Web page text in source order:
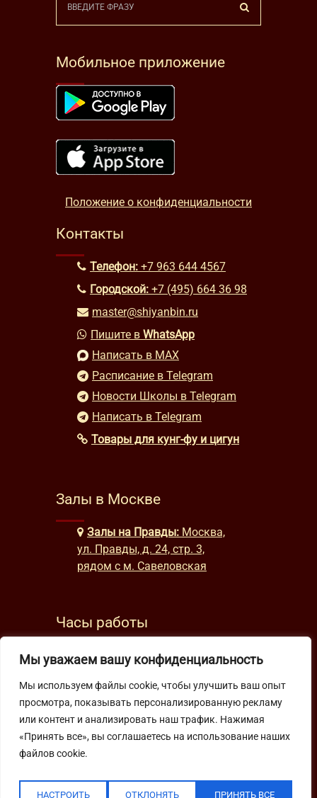
Мы уважаем вашу конфиденциальность
Мы используем файлы cookie, чтобы улучшить ваш опыт
просмотра, показывать персонализированную рекламу
или контент и анализировать наш трафик. Нажимая
«Принять все», вы соглашаетесь на использование наших
файлов cookie.
НАСТРОИТЬ ОТКЛОНЯТЬ ПРИНЯТЬ ВСЕ
Мобильное приложение
Положение о конфиденциальности
Контакты
Телефон: +7 963 644 4567
Городской: +7 (495) 664 36 98
master@shiyanbin.ru
Пишите в WhatsApp
Написать в MAX
Расписание в Telegram
Новости Школы в Telegram
Написать в Telegram
Товары для кунг-фу и цигун
Залы в Москве
Залы на Правды: Москва,
ул. Правды, д. 24, стр. 3,
рядом с м. Савеловская
Часы работы
будни: с 9:00 до 22:00
Подпишитесь на нашу рассылку